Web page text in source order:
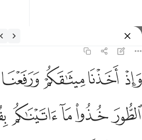
فوقكم الطور خذوا ما اتيناكم بقوة واذكروا
ٱلطُّورَ خُذُوا۟ مَآ ءَاتَيْنَـٰكُم بِقُوَّةٍۢ وَٱذْكُرُوا۟ﱚ ﱛﱜﱝ
ﱟﱠﱡﱢ